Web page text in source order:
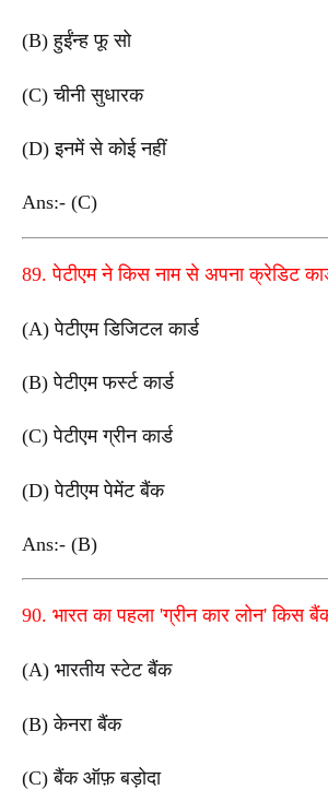
(B) हुईंन्ह फू सो
(C) चीनी सुधारक
(D) इनमें से कोई नहीं
Ans:- (C)
89. पेटीएम ने किस नाम से अपना क्रेडिट
(A) पेटीएम डिजिटल कार्ड
(B) पेटीएम फर्स्ट कार्ड
(C) पेटीएम ग्रीन कार्ड
(D) पेटीएम पेमेंट बैंक
Ans:- (B)
90. भारत का पहला 'ग्रीन कार लोन' किस
(A) भारतीय स्टेट बैंक
(B) केनरा बैंक
(C) बैंक ऑफ़ बड़ोदा